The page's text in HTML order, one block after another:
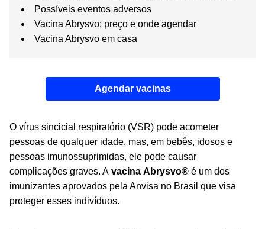
Possíveis eventos adversos
Vacina Abrysvo: preço e onde agendar
Vacina Abrysvo em casa
Agendar vacinas
O vírus sincicial respiratório (VSR) pode acometer
pessoas de qualquer idade, mas, em bebês, idosos e
pessoas imunossuprimidas, ele pode causar
complicações graves. A vacina Abrysvo® é um dos
imunizantes aprovados pela Anvisa no Brasil que visa
proteger esses indivíduos.